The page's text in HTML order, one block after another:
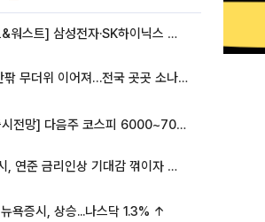
[베스트&워스트] 삼성전자·SK하이닉스 밀린 한 주…상상인증권은 85% 급등
35도 안팎 무더위 이어져…전국 곳곳 소나기 [오늘 날씨]
[주간증시전망] 다음주 코스피 6000~7000⋯“外人 수급은 정책이 변수”
뉴욕증시, 연준 금리인상 기대감 꺾이자 상승...S&P500 사상 최고치 [종합]
뉴욕증시, 상승...나스닥 1.3% ↑